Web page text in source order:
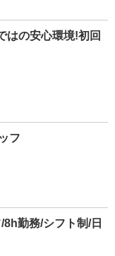
はの安心環境!初回
フ
勤務/シフト制/日